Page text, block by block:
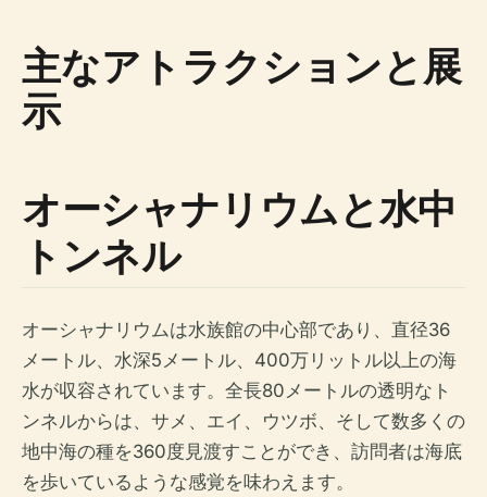
主なアトラクションと展
示
オーシャナリウムと水中
トンネル
オーシャナリウムは水族館の中心部であり、直径36
メートル、水深5メートル、400万リットル以上の海
水が収容されています。全長80メートルの透明なト
ンネルからは、サメ、エイ、ウツボ、そして数多くの
地中海の種を360度見渡すことができ、訪問者は海底
を歩いているような感覚を味わえます。